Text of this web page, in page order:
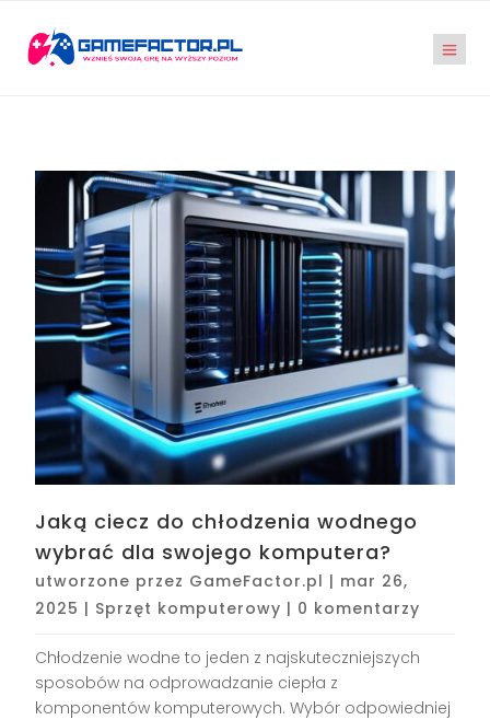
Jaką ciecz do chłodzenia wodnego
wybrać dla swojego komputera?
utworzone przez GameFactor.pl | mar 26,
2025 | Sprzęt komputerowy | 0 komentarzy
Chłodzenie wodne to jeden z najskuteczniejszych
sposobów na odprowadzanie ciepła z
komponentów komputerowych. Wybór odpowiedniej